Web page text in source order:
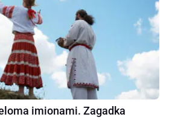
imionami. Zagadka